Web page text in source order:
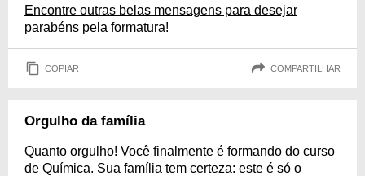
Encontre outras belas mensagens para desejar
parabéns pela formatura!
COPIAR COMPARTILHAR
Orgulho da família
Quanto orgulho! Você finalmente é formando do curso
de Química. Sua família tem certeza: este é só o